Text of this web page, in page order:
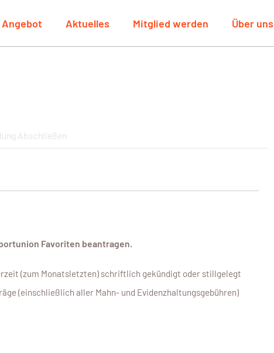
Angebot Aktuelles Mitglied werden Über uns
Abschließen
Favoriten beantragen.
(zum Monatsletzten) schriftlich gekündigt oder stillgelegt
(einschließlich aller Mahn- und Evidenzhaltungsgebühren)